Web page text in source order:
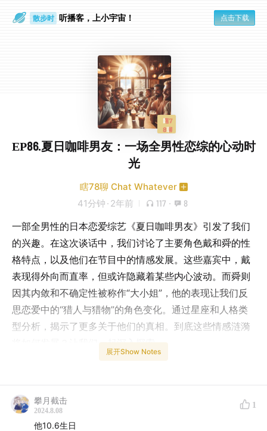
散步时 听播客，上小宇宙！ 点击下载
EP86.夏日咖啡男友：一场全男性恋综的心动时
光
瞎78聊 Chat Whatever
41分钟 · 2年前 117 · 8
一部全男性的日本恋爱综艺《夏日咖啡男友》引发了我们
的兴趣。在这次谈话中，我们讨论了主要角色戴和舜的性
格特点，以及他们在节目中的情感发展。这些嘉宾中，戴
表现得外向而直率，但或许隐藏着某些内心波动。而舜则
因其内敛和不确定性被称作“大小姐”，他的表现让我们反
思恋爱中的“猎人与猎物”的角色变化。通过星座和人格类
型分析，揭示了更多关于他们的真相。到底这些情感涟漪
将如何发展？让我们一起深入探索。
00:04:04 :综艺节目中的火相星座：揭开戴和舜之间的谜团
展开Show Notes
攀月截击
2024.8.08
1
他10.6生日